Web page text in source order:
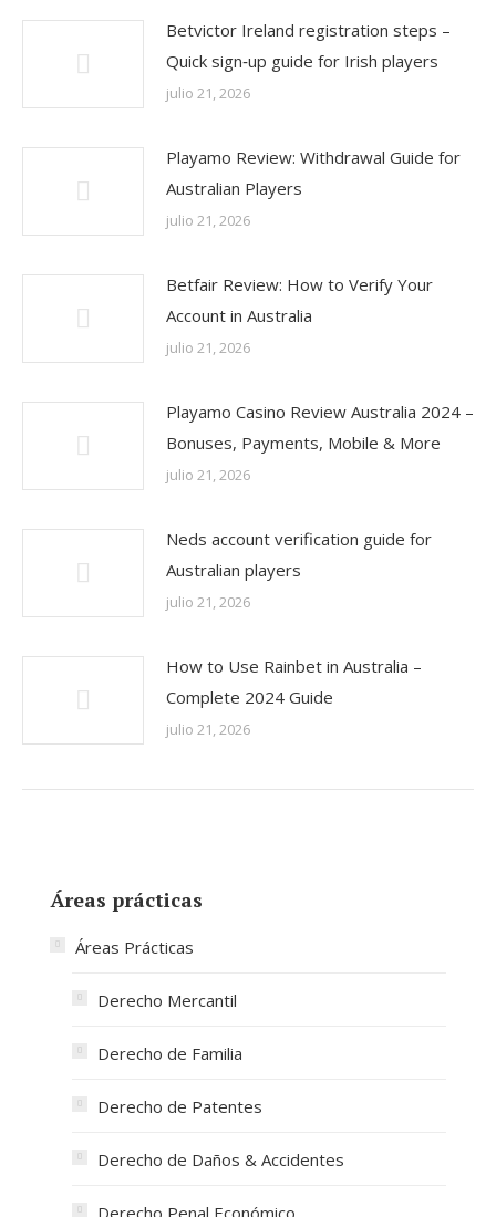
Betvictor Ireland registration steps –
Quick sign‑up guide for Irish players
julio 21, 2026
Playamo Review: Withdrawal Guide for
Australian Players
julio 21, 2026
Betfair Review: How to Verify Your
Account in Australia
julio 21, 2026
Playamo Casino Review Australia 2024 –
Bonuses, Payments, Mobile & More
julio 21, 2026
Neds account verification guide for
Australian players
julio 21, 2026
How to Use Rainbet in Australia –
Complete 2024 Guide
julio 21, 2026
Áreas prácticas
Áreas Prácticas
Derecho Mercantil
Derecho de Familia
Derecho de Patentes
Derecho de Daños & Accidentes
Derecho Penal Económico